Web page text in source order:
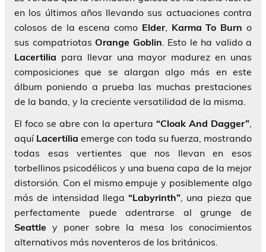
en los últimos años llevando sus actuaciones contra
colosos de la escena como Elder, Karma To Burn o
sus compatriotas Orange Goblin . Esto le ha valido a
Lacertilia para llevar una mayor madurez en unas
composiciones que se alargan algo más en este
álbum poniendo a prueba las muchas prestaciones
de la banda, y la creciente versatilidad de la misma.
El foco se abre con la apertura “Cloak And Dagger”
aquí Lacertilia emerge con toda su fuerza, mostrando
todas esas vertientes que nos llevan en esos
torbellinos psicodélicos y una buena capa de la mejor
distorsión. Con el mismo empuje y posiblemente algo
más de intensidad llega“Labyrinth” , una pieza que
perfectamente puede adentrarse al grunge de
Seattle y poner sobre la mesa los conocimientos
alternativos más noventeros de los británicos.